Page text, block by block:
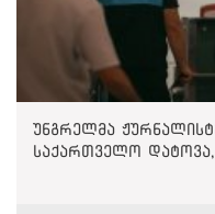
უნგრელმა
საქართველო დატოვა,